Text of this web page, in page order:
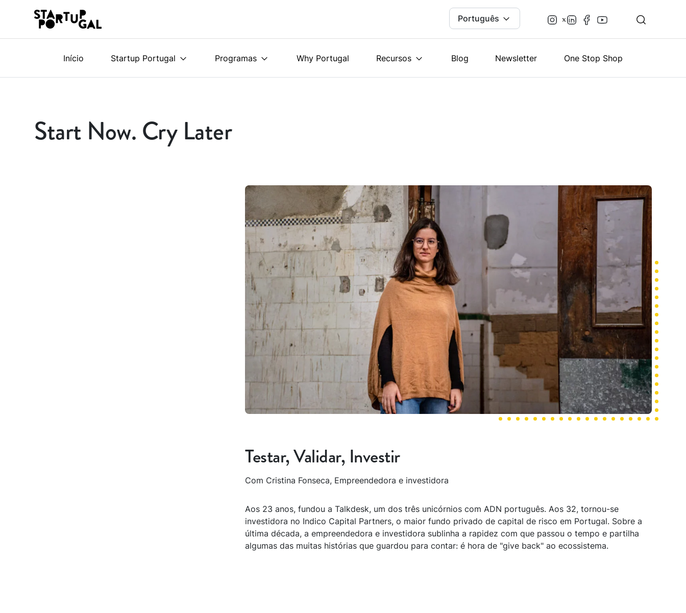
Português
Início Startup Portugal Programas Why Portugal Recursos Blog Newsletter One Stop Shop
Start Now. Cry Later
Testar, Validar, Investir
Com Cristina Fonseca, Empreendedora e investidora
Aos 23 anos, fundou a Talkdesk, um dos três unicórnios com ADN português. Aos 32, tornou-se
investidora no Indico Capital Partners, o maior fundo privado de capital de risco em Portugal. Sobre a
última década, a empreendedora e investidora sublinha a rapidez com que passou o tempo e partilha
algumas das muitas histórias que guardou para contar: é hora de "give back" ao ecossistema.